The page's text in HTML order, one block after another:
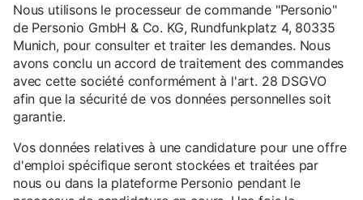
Nous utilisons le processeur de commande "Personio"
de Personio GmbH & Co. KG, Rundfunkplatz 4, 80335
Munich, pour consulter et traiter les demandes. Nous
avons conclu un accord de traitement des commandes
avec cette société conformément à l'art. 28 DSGVO
afin que la sécurité de vos données personnelles soit
garantie.
Vos données relatives à une candidature pour une offre
d'emploi spécifique seront stockées et traitées par
nous ou dans la plateforme Personio pendant le